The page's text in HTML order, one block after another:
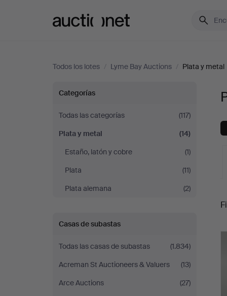
Todos los lotes / Lyme Bay Auctions / Plata y metal
Plata
y
metal
en
Lyme
Auctions
Categorías
Todas las categorías
(117)
Plata y metal
(14)
Estaño, latón y cobre
(1)
Plata
(11)
Plata alemana
(2)
Casas de subastas
Todas las casas de subastas
(1.834)
Acreman St Auctioneers & Valuers
(13)
Arce Auctions
(27)